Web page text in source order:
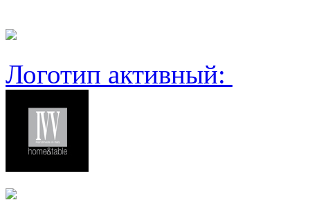
Логотип активный: